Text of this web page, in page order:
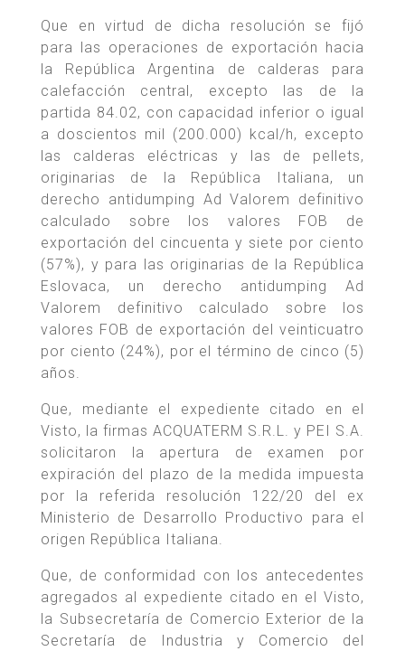
Que en virtud de dicha resolución se fijó
para las operaciones de exportación hacia
la República Argentina de calderas para
calefacción central, excepto las de la
partida 84.02, con capacidad inferior o igual
a doscientos mil (200.000) kcal/h, excepto
las calderas eléctricas y las de pellets,
originarias de la República Italiana, un
derecho antidumping Ad Valorem definitivo
calculado sobre los valores FOB de
exportación del cincuenta y siete por ciento
(57%), y para las originarias de la República
Eslovaca, un derecho antidumping Ad
Valorem definitivo calculado sobre los
valores FOB de exportación del veinticuatro
por ciento (24%), por el término de cinco (5)
años.
Que, mediante el expediente citado en el
Visto, la firmas ACQUATERM S.R.L. y PEI S.A.
solicitaron la apertura de examen por
expiración del plazo de la medida impuesta
por la referida resolución 122/20 del ex
Ministerio de Desarrollo Productivo para el
origen República Italiana.
Que, de conformidad con los antecedentes
agregados al expediente citado en el Visto,
la Subsecretaría de Comercio Exterior de la
Secretaría de Industria y Comercio del